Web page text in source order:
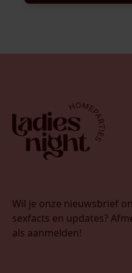
Wil je onze nieuwsbrief
sexfacts en updates?
als aanmelden!